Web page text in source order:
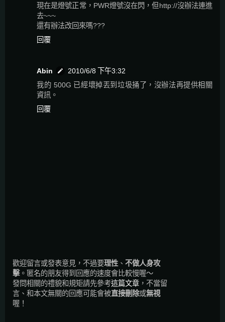
現在是燈號正常，PWR燈號沒在閃，但http://沒辦法連進
去~~~
還有辦法改回來嗎???
回覆
Abin
2010/6/8 下午3:32
我的 500G 已經壞掉丟到垃圾捅了，沒辦法再提供相關
資訊。
回覆
歡迎留言或發表意見，不過要理性、 不做人身攻
擊。匿名的朋友得到回應的速度會比較慢喔～
發問相關的禮貌和規矩請先參考這篇文章 ，不當留
言、和本文無關的回應可能會被直接刪除或無視
喔！